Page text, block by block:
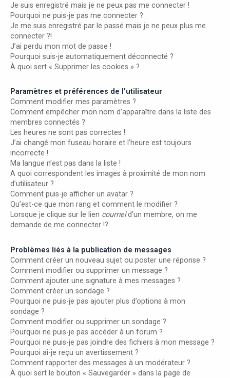
Je suis enregistré mais je ne peux pas me connecter !
Pourquoi ne puis-je pas me connecter ?
Je me suis enregistré par le passé mais je ne peux plus me
connecter ?!
J’ai perdu mon mot de passe !
Pourquoi suis-je automatiquement déconnecté ?
À quoi sert « Supprimer les cookies » ?
Paramètres et préférences de l’utilisateur
Comment modifier mes paramètres ?
Comment empêcher mon nom d’apparaître dans la liste des
membres connectés ?
Les heures ne sont pas correctes !
J’ai changé mon fuseau horaire et l’heure est toujours
incorrecte !
Ma langue n’est pas dans la liste !
A quoi correspondent les images à proximité de mon nom
d’utilisateur ?
Comment puis-je afficher un avatar ?
Qu’est-ce que mon rang et comment le modifier ?
Lorsque je clique sur le lien courrield’un membre, on me
demande de me connecter !?
Problèmes liés à la publication de messages
Comment créer un nouveau sujet ou poster une réponse ?
Comment modifier ou supprimer un message ?
Comment ajouter une signature à mes messages ?
Comment créer un sondage ?
Pourquoi ne puis-je pas ajouter plus d’options à mon
sondage ?
Comment modifier ou supprimer un sondage ?
Pourquoi ne puis-je pas accéder à un forum ?
Pourquoi ne puis-je pas joindre des fichiers à mon message ?
Pourquoi ai-je reçu un avertissement ?
Comment rapporter des messages à un modérateur ?
À quoi sert le bouton « Sauvegarder » dans la page de